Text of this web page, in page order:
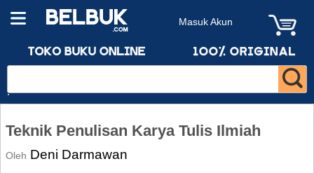
Masuk Akun
Teknik Penulisan Karya Tulis Ilmiah
Oleh Deni Darmawan